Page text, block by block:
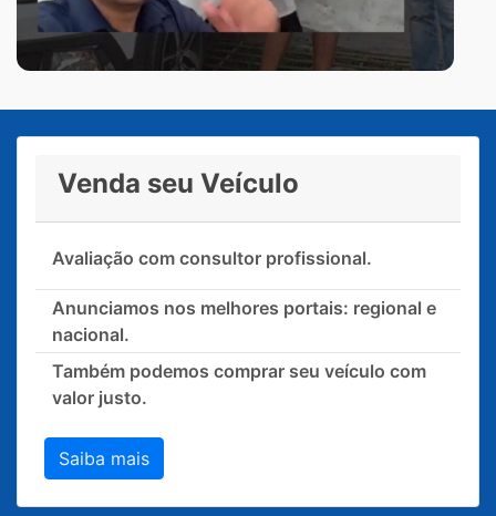
Venda seu Veículo
Avaliação com consultor profissional.
Anunciamos nos melhores portais: regional e
nacional.
Também podemos comprar seu veículo com
valor justo.
Saiba mais